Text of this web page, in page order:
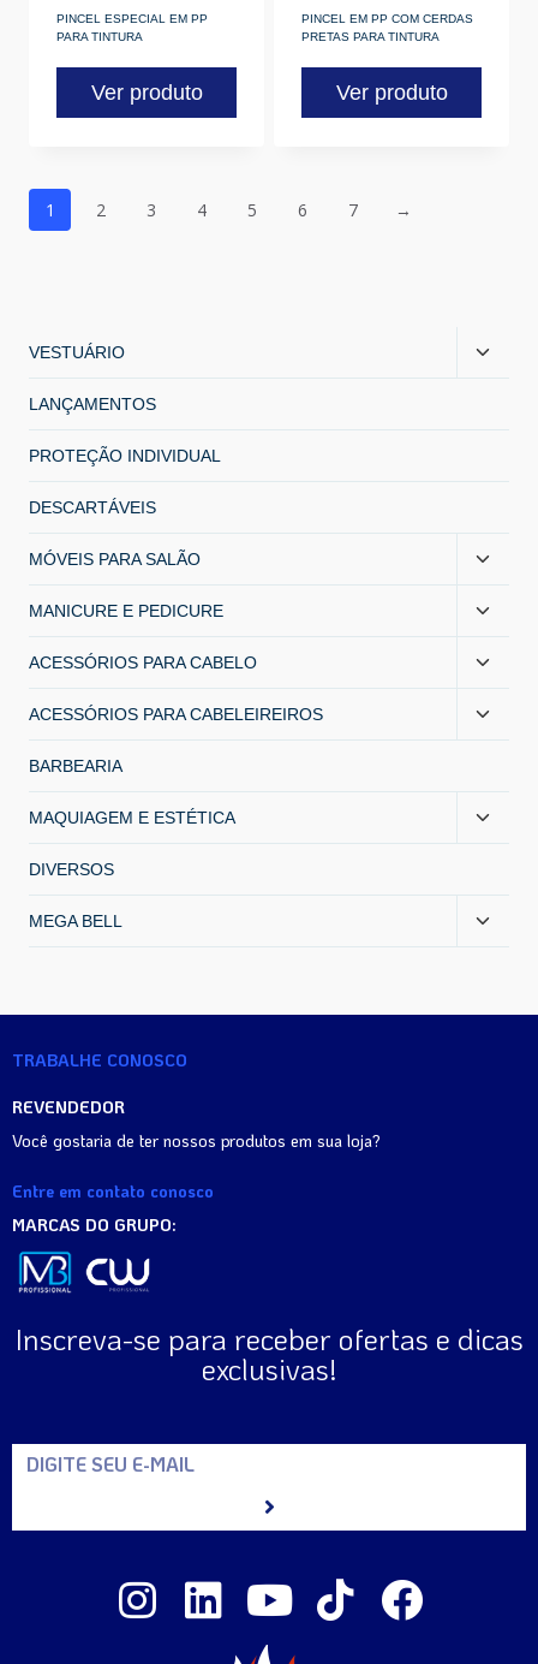
PINCEL ESPECIAL EM PP
PARA TINTURA
Ver produto
PINCEL EM PP COM CERDAS
PRETAS PARA TINTURA
Ver produto
1 2 3 4 5 6 7 →
VESTUÁRIO
LANÇAMENTOS
PROTEÇÃO INDIVIDUAL
DESCARTÁVEIS
MÓVEIS PARA SALÃO
MANICURE E PEDICURE
ACESSÓRIOS PARA CABELO
ACESSÓRIOS PARA CABELEIREIROS
BARBEARIA
MAQUIAGEM E ESTÉTICA
DIVERSOS
MEGA BELL
TRABALHE CONOSCO
REVENDEDOR
Você gostaria de ter nossos produtos em sua loja?
Entre em contato conosco
MARCAS DO GRUPO:
Inscreva-se para receber ofertas e dicas
exclusivas!